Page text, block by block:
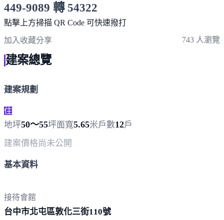
449-9089 轉 54322
服務時間 10:00～19:00
點擊上方掃描 QR Code 可快速撥打
加入收藏分享 743 人瀏覽
建案總覽
建案規劃
住
地坪50～55坪面寬5.65米戶數12戶
建案價格尚未公開
基本資料
接待會館
台中市北屯區敦化三街110號